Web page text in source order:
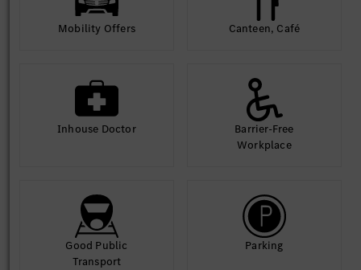
Mobility Offers Canteen, Café
Inhouse Doctor
Barrier-Free
Workplace
Good Public
Transport
Parking